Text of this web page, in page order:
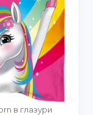
в глазури